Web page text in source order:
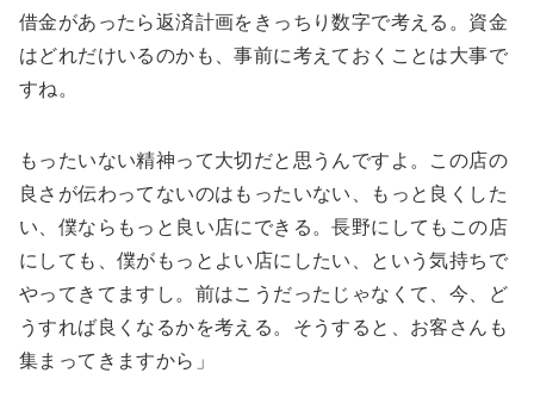
借金があったら返済計画をきっちり数字で考える。資金
はどれだけいるのかも、事前に考えておくことは大事で
すね。
もったいない精神って大切だと思うんですよ。この店の
良さが伝わってないのはもったいない、もっと良くした
い、僕ならもっと良い店にできる。長野にしてもこの店
にしても、僕がもっとよい店にしたい、という気持ちで
やってきてますし。前はこうだったじゃなくて、今、ど
うすれば良くなるかを考える。そうすると、お客さんも
集まってきますから」